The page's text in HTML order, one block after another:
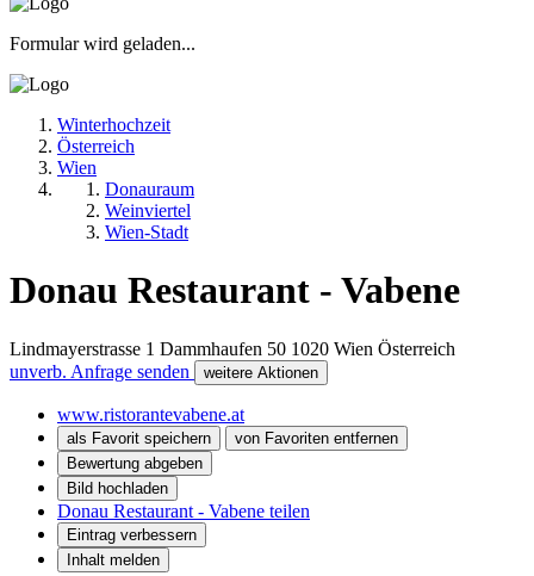
Formular wird geladen...
Winterhochzeit
Österreich
Wien
Donauraum
Weinviertel
Wien-Stadt
Donau Restaurant - Vabene
Lindmayerstrasse 1 Dammhaufen 50 1020 Wien Österreich
unverb. Anfrage senden
weitere Aktionen
www.ristorantevabene.at
als Favorit speichern
von Favoriten entfernen
Bewertung abgeben
Bild hochladen
Donau Restaurant - Vabene teilen
Eintrag verbessern
Inhalt melden